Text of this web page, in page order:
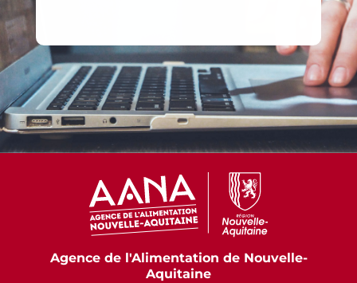
Agence de l'Alimentation de Nouvelle-
Aquitaine